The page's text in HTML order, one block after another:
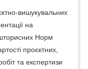
вишукувальних
на
Норм
проєктних,
та експертизи